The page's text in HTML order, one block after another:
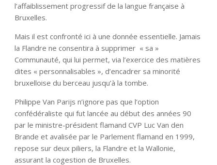
l’affaiblissement progressif de la langue française à
Bruxelles.
Mais il est confronté ici à une donnée essentielle. Jamais
la Flandre ne consentira à supprimer « sa »
Communauté, qui lui permet, via l’exercice des matières
dites « personnalisables », d’encadrer sa minorité
bruxelloise du berceau jusqu’à la tombe.
Philippe Van Parijs n’ignore pas que l’option
confédéraliste qui fut lancée au début des années 90
par le ministre-président flamand CVP Luc Van den
Brande et avalisée par le Parlement flamand en 1999,
repose sur deux piliers, la Flandre et la Wallonie,
assurant la cogestion de Bruxelles.